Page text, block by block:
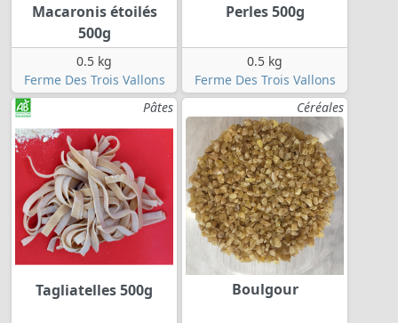
Macaronis étoilés
500g
0.5 kg
Ferme Des Trois Vallons
Perles 500g
0.5 kg
Ferme Des Trois Vallons
Pâtes
Tagliatelles 500g
Céréales
Boulgour